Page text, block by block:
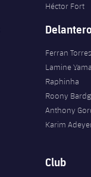
Héctor Fort
Ferran Torres
Lamine
Raphinha
Roony
Anthony
Karim
Club